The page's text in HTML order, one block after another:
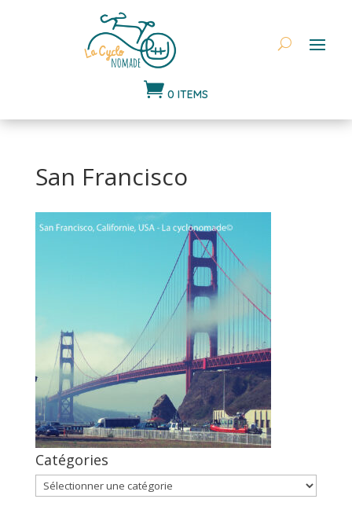
 0 ITEMS
San Francisco
Catégories
Catégories